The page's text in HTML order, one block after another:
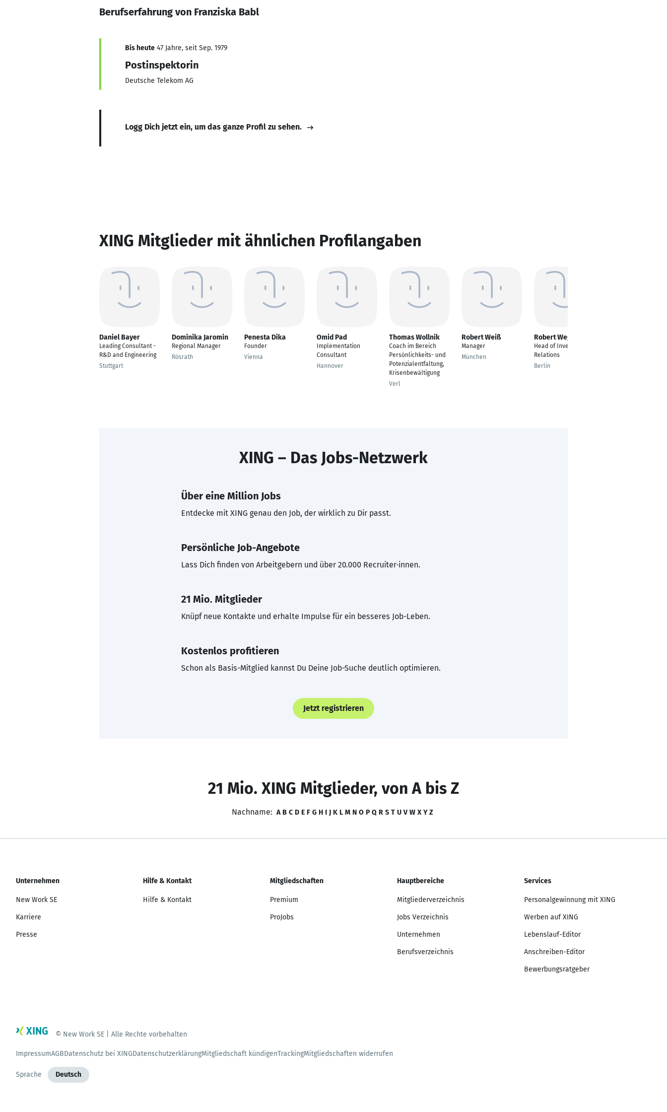
Berufserfahrung von Franziska Babl
Bis heute 47 Jahre, seit Sep. 1979
Postinspektorin
Deutsche Telekom AG
Logg Dich jetzt ein, um das ganze Profil zu sehen.
XING Mitglieder mit ähnlichen Profilangaben
Daniel Bayer
Leading Consultant -
R&D and Engineering
Stuttgart
Dominika Jaromin
Regional Manager
Rösrath
Penesta Dika
Founder
Vienna
Omid Pad
Implementation
Consultant
Hannover
Thomas Wollnik
Coach im Bereich
Persönlichkeits- und
Potenzialentfaltung,
Krisenbewältigung
Verl
Robert Weiß
Manager
München
Robert Wegner
Head of Investor
Relations
Berlin
XING – Das Jobs-Netzwerk
Über eine Million Jobs
Entdecke mit XING genau den Job, der wirklich zu Dir passt.
Persönliche Job-Angebote
Lass Dich finden von Arbeitgebern und über 20.000 Recruiter·innen.
21 Mio. Mitglieder
Knüpf neue Kontakte und erhalte Impulse für ein besseres Job-Leben.
Kostenlos profitieren
Schon als Basis-Mitglied kannst Du Deine Job-Suche deutlich optimieren.
Jetzt registrieren
21 Mio. XING Mitglieder, von A bis Z
Nachname: A B C D E F G H I J K L M N O P Q R S T U V W X Y Z
Unternehmen
New Work SE
Karriere
Presse
Hilfe & Kontakt
Hilfe & Kontakt
Mitgliedschaften
Premium
ProJobs
Hauptbereiche
Mitgliederverzeichnis
Jobs Verzeichnis
Unternehmen
Berufsverzeichnis
Services
Personalgewinnung mit XING
Werben auf XING
Lebenslauf-Editor
Anschreiben-Editor
Bewerbungsratgeber
© New Work SE | Alle Rechte vorbehalten
ImpressumAGBDatenschutz bei XINGDatenschutzerklärungMitgliedschaft kündigenTrackingMitgliedschaften widerrufen
Sprache Deutsch